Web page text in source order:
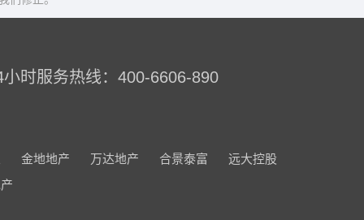
小时服务热线：400-6606-890
金地地产 万达地产 合景泰富
远大控股